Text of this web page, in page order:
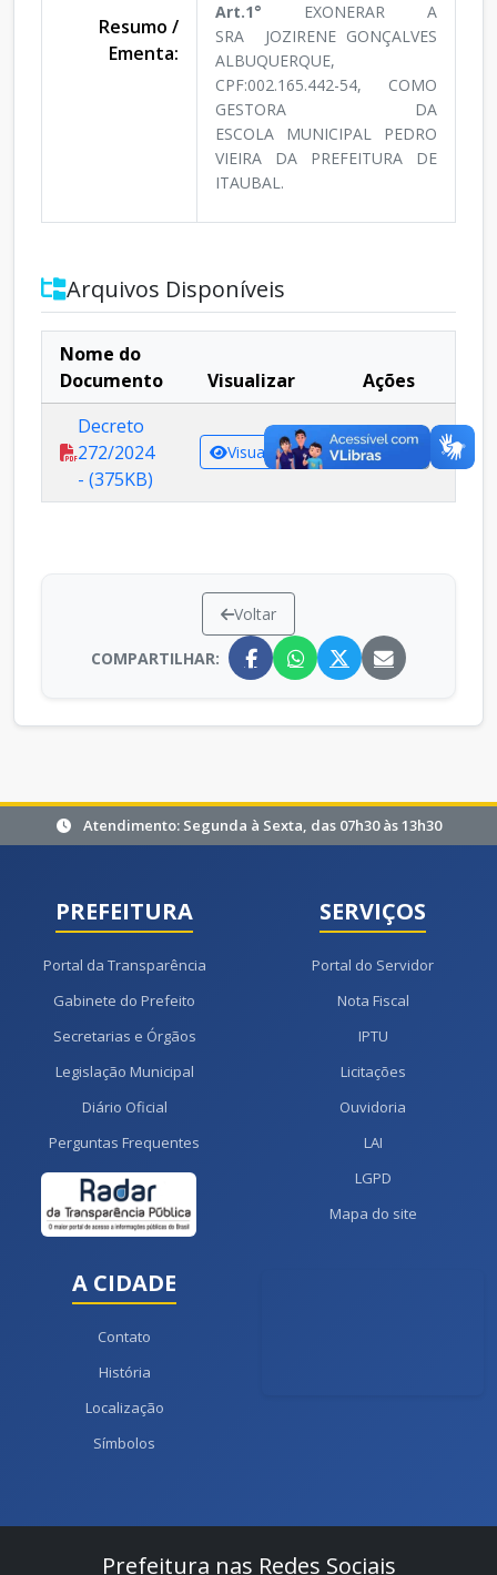
Resumo /
Ementa:
Art.1° EXONERAR A
SRA JOZIRENE GONÇALVES
ALBUQUERQUE,
CPF:002.165.442-54, COMO
GESTORA DA
ESCOLA MUNICIPAL PEDRO
VIEIRA DA PREFEITURA DE
ITAUBAL.
Arquivos Disponíveis
Nome do
Documento
Visualizar
Ações
Decreto
272/2024
- (375KB)
Visualizar Baixar
Voltar
COMPARTILHAR:
Atendimento: Segunda à Sexta, das 07h30 às 13h30
PREFEITURA
Portal da Transparência
Gabinete do Prefeito
Secretarias e Órgãos
Legislação Municipal
Diário Oficial
Perguntas Frequentes
SERVIÇOS
Portal do Servidor
Nota Fiscal
IPTU
Licitações
Ouvidoria
LAI
LGPD
Mapa do site
A CIDADE
Contato
História
Localização
Símbolos
Prefeitura nas Redes Sociais